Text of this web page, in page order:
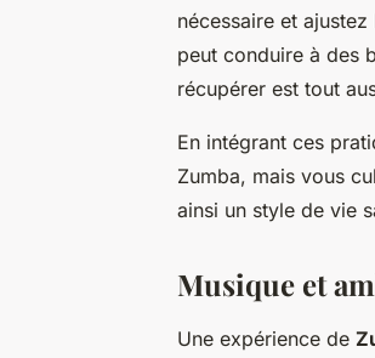
nécessaire et
peut conduire à des
récupérer est tout
En intégrant ces
Zumba, mais vous
ainsi un style de vie
Musique et
Une expérience de